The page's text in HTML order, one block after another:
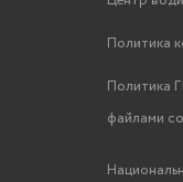
Политика
Политика
файлами